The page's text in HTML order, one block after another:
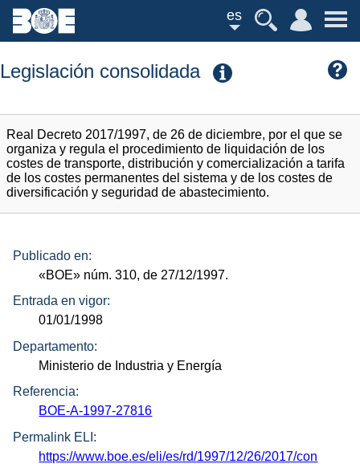
es
Legislación consolidada
Real Decreto 2017/1997, de 26 de diciembre, por el que se
organiza y regula el procedimiento de liquidación de los
costes de transporte, distribución y comercialización a tarifa
de los costes permanentes del sistema y de los costes de
diversificación y seguridad de abastecimiento.
Publicado en:
«BOE» núm. 310, de 27/12/1997.
Entrada en vigor:
01/01/1998
Departamento:
Ministerio de Industria y Energía
Referencia:
BOE-A-1997-27816
Permalink ELI:
https://www.boe.es/eli/es/rd/1997/12/26/2017/con